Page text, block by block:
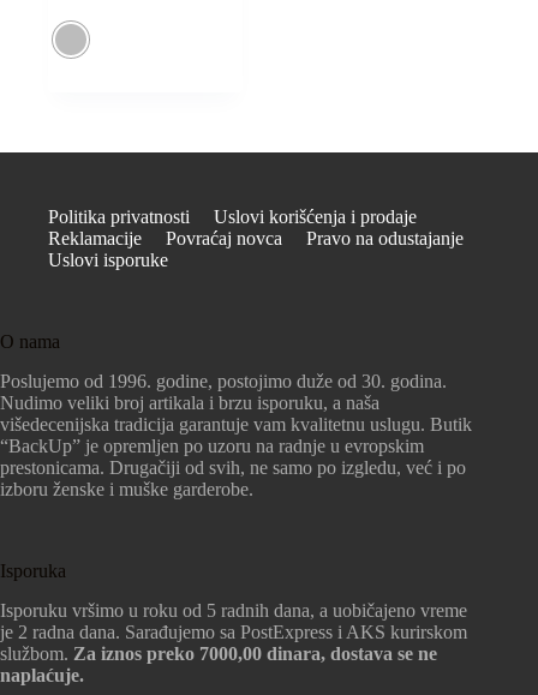
Politika privatnosti
Uslovi korišćenja i prodaje
Reklamacije
Povraćaj novca
Pravo na odustajanje
Uslovi isporuke
O nama
Poslujemo od 1996. godine, postojimo duže od 30. godina.
Nudimo veliki broj artikala i brzu isporuku, a naša
višedecenijska tradicija garantuje vam kvalitetnu uslugu. Butik
“BackUp” je opremljen po uzoru na radnje u evropskim
prestonicama. Drugačiji od svih, ne samo po izgledu, već i po
izboru ženske i muške garderobe.
Isporuka
Isporuku vršimo u roku od 5 radnih dana, a uobičajeno vreme
je 2 radna dana. Sarađujemo sa PostExpress i AKS kurirskom
službom. Za iznos preko 7000,00 dinara, dostava se ne
naplaćuje.